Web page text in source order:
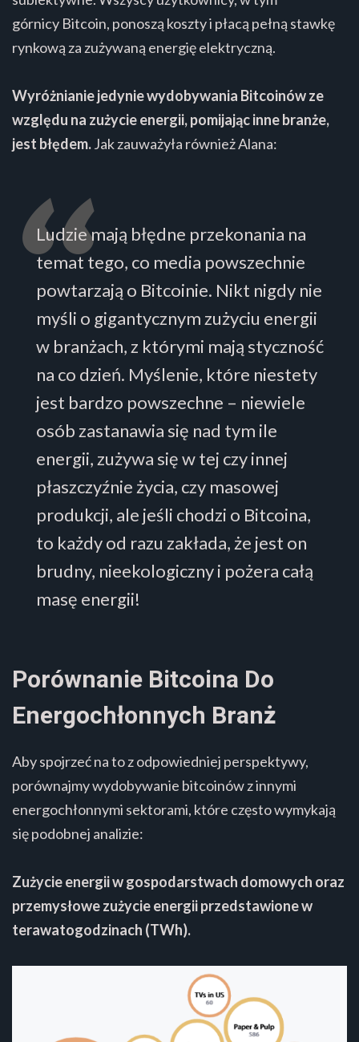
górnicy Bitcoin, ponoszą koszty i płacą pełną stawkę
rynkową za zużywaną energię elektryczną.
Wyróżnianie jedynie wydobywania Bitcoinów ze
względu na zużycie energii, pomijając inne branże,
jest błędem.Jak zauważyła również Alana:
Ludzie mają błędne przekonania na
temat tego, co media powszechnie
powtarzają o Bitcoinie. Nikt nigdy nie
myśli o gigantycznym zużyciu energii
w branżach, z którymi mają styczność
na co dzień. Myślenie, które niestety
jest bardzo powszechne – niewiele
osób zastanawia się nad tym ile
energii, zużywa się w tej czy innej
płaszczyźnie życia, czy masowej
produkcji, ale jeśli chodzi o Bitcoina,
to każdy od razu zakłada, że jest on
brudny, nieekologiczny i pożera całą
masę energii!
Porównanie Bitcoina Do
Energochłonnych Branż
Aby spojrzeć na to z odpowiedniej perspektywy,
porównajmy wydobywanie bitcoinów z innymi
energochłonnymi sektorami, które często wymykają
się podobnej analizie:
Zużycie energii w gospodarstwach domowych oraz
przemysłowe zużycie energii przedstawione w
terawatogodzinach (TWh).